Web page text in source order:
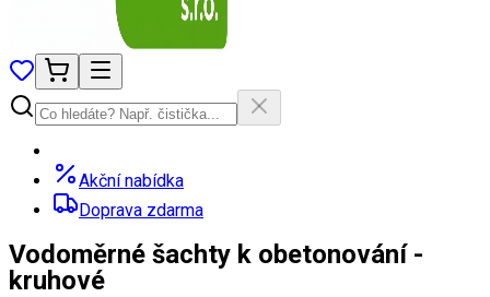
Akční nabídka
Doprava zdarma
Vodoměrné šachty k obetonování -
kruhové